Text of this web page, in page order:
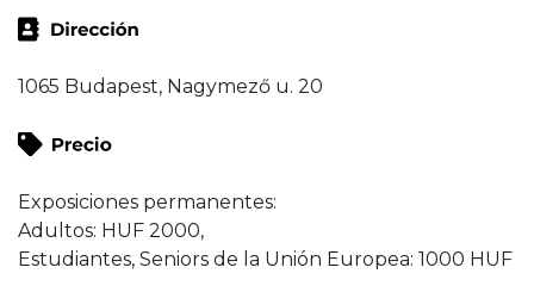
1065 Budapest, Nagymező u. 20
Exposiciones permanentes:
Adultos: HUF 2000,
Estudiantes, Seniors de la Unión Europea: 1000 HUF